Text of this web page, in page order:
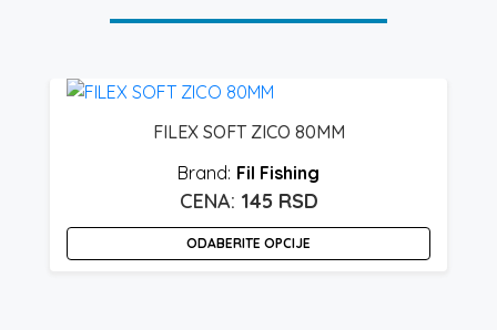
FILEX SOFT ZICO 80MM
Fil Fishing
145 RSD
ODABERITE OPCIJE